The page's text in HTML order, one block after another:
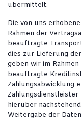
übermittelt.
Die von uns
Rahmen der
beauftragte
dies zur Lieferung
geben wir im
beauftragte
Zahlungsabwicklung
hierüber
Weitergabe der